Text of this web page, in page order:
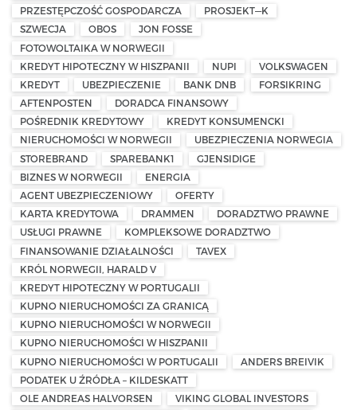
PRZESTĘPCZOŚĆ GOSPODARCZA
PROSJEKT—K
SZWECJA
OBOS
JON FOSSE
FOTOWOLTAIKA W NORWEGII
KREDYT HIPOTECZNY W HISZPANII
NUPI
VOLKSWAGEN
KREDYT
UBEZPIECZENIE BANK DNB
FORSIKRING
AFTENPOSTEN
DORADCA FINANSOWY
POŚREDNIK KREDYTOWY
KREDYT KONSUMENCKI
NIERUCHOMOŚCI W NORWEGII
UBEZPIECZENIA NORWEGIA
STOREBRAND
SPAREBANK1
GJENSIDIGE
BIZNES W NORWEGII
ENERGIA
AGENT UBEZPIECZENIOWY
OFERTY
KARTA KREDYTOWA
DRAMMEN
DORADZTWO PRAWNE
USŁUGI PRAWNE
KOMPLEKSOWE DORADZTWO
FINANSOWANIE DZIAŁALNOŚCI
TAVEX
KRÓL NORWEGII, HARALD V
KREDYT HIPOTECZNY W PORTUGALII
KUPNO NIERUCHOMOŚCI ZA GRANICĄ
KUPNO NIERUCHOMOŚCI W NORWEGII
KUPNO NIERUCHOMOŚCI W HISZPANII
KUPNO NIERUCHOMOŚCI W PORTUGALII
ANDERS BREIVIK
PODATEK U ŹRÓDŁA – KILDESKATT
OLE ANDREAS HALVORSEN
VIKING GLOBAL INVESTORS